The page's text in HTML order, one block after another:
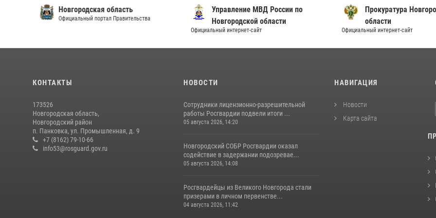
Новгородская область
Официальный портал Правительства
Управление МВД России по
Новгородской области
Официальный интернет-сайт
Прокуратура
области
Официальный интернет-сайт
КОНТАКТЫ
173526
Новгородская область,
Новгородский район
п. Панковка, ул. Промышленная, д. 9
+7 (8162) 79-10-66
info53@rosguard.gov.ru
НОВОСТИ
Сотрудники лицензионно-разрешительной
работы Росгвардии подвели итоги ...
05 августа 2026, 14:20
Новгородский СОБР Росгвардии оказал
содействие в задержании подозревае...
05 августа 2026, 14:08
Росгвардейцы из Великого Новгорода стали
призерами в личном первенстве...
04 августа 2026, 11:42
НАВИГАЦИЯ
Новости
Карта сайта